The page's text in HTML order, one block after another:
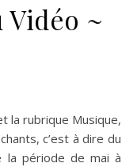
Vidéo ~
c’est à dire du
la période de mai à